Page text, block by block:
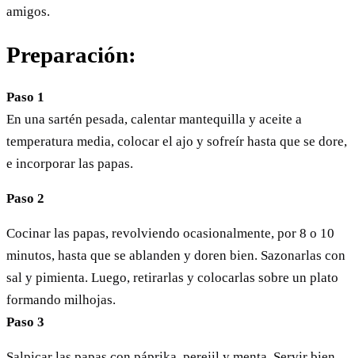
amigos.
Preparación:
Paso 1
En una sartén pesada, calentar mantequilla y aceite a
temperatura media, colocar el ajo y sofreír hasta que se dore,
e incorporar las papas.
Paso 2
Cocinar las papas, revolviendo ocasionalmente, por 8 o 10
minutos, hasta que se ablanden y doren bien. Sazonarlas con
sal y pimienta. Luego, retirarlas y colocarlas sobre un plato
formando milhojas.
Paso 3